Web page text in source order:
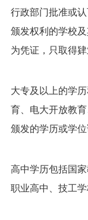
行政部门批准或
颁发权利的学校
为凭证，只取得
大专及以上的学
育、电大开放教
颁发的学历或学位
高中学历包括国
职业高中、技工学